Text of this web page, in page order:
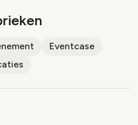
Eventcase
link naar artikel